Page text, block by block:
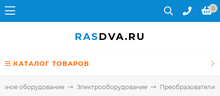
0
RASDVA.RU
КАТАЛОГ ТОВАРОВ
оборудование Электрооборудование Преобразователи